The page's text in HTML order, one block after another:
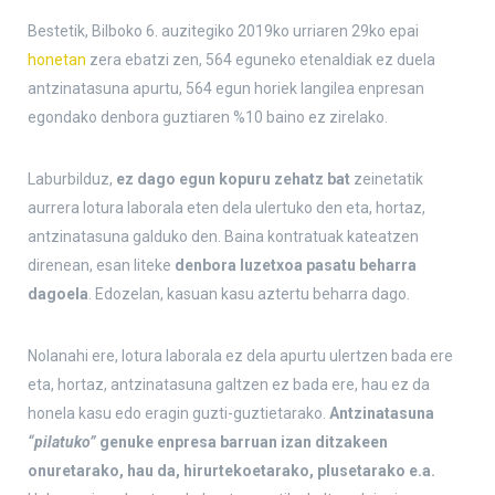
Bestetik, Bilboko 6. auzitegiko 2019ko urriaren 29ko epai
honetan zera ebatzi zen, 564 eguneko etenaldiak ez duela
antzinatasuna apurtu, 564 egun horiek langilea enpresan
egondako denbora guztiaren %10 baino ez zirelako.
Laburbilduz, ez dago egun kopuru zehatz bat zeinetatik
aurrera lotura laborala eten dela ulertuko den eta, hortaz,
antzinatasuna galduko den. Baina kontratuak kateatzen
direnean, esan liteke denbora luzetxoa pasatu beharra
dagoela. Edozelan, kasuan kasu aztertu beharra dago.
Nolanahi ere, lotura laborala ez dela apurtu ulertzen bada ere
eta, hortaz, antzinatasuna galtzen ez bada ere, hau ez da
honela kasu edo eragin guzti-guztietarako. Antzinatasuna
“pilatuko” genuke enpresa barruan izan ditzakeen
onuretarako, hau da, hirurtekoetarako, plusetarako e.a.